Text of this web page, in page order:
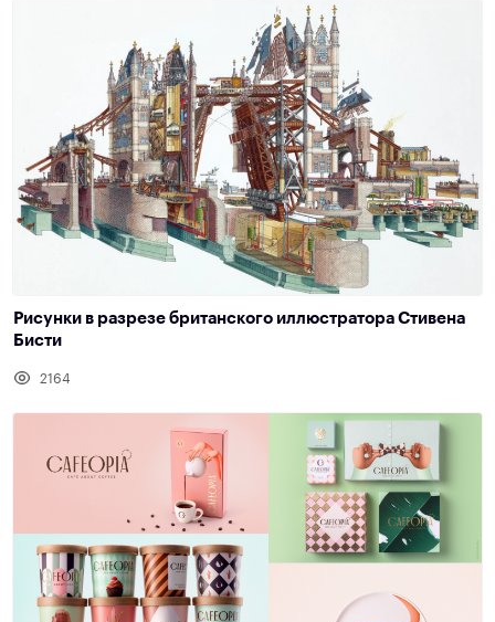
Рисунки в разрезе британского иллюстратора Стивена
Бисти
2164